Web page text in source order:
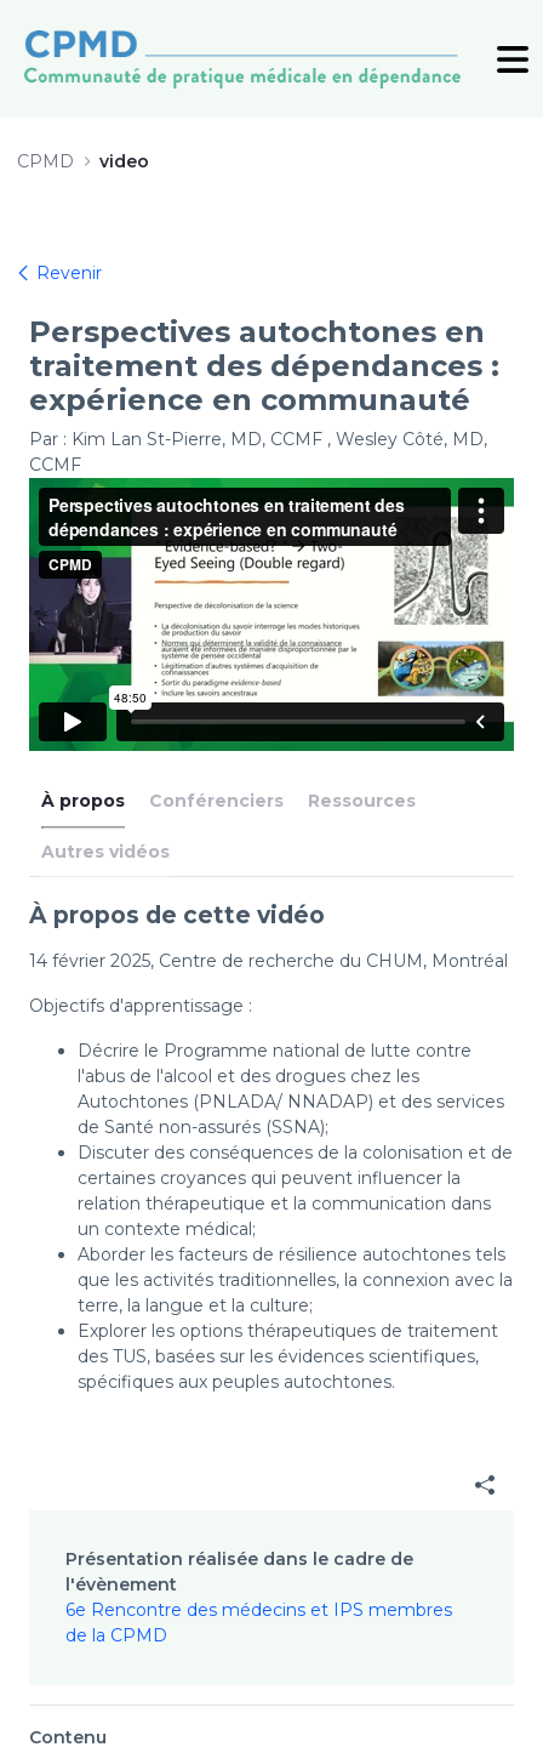
CPMD video
Revenir
Perspectives autochtones en
traitement des dépendances :
expérience en communauté
Par : Kim Lan St-Pierre, MD, CCMF , Wesley Côté, MD,
CCMF
À propos Conférenciers Ressources
Autres vidéos
À propos de cette vidéo
14 février 2025, Centre de recherche du CHUM, Montréal
Objectifs d'apprentissage :
Décrire le Programme national de lutte contre
l'abus de l'alcool et des drogues chez les
Autochtones (PNLADA/ NNADAP) et des services
de Santé non-assurés (SSNA);
Discuter des conséquences de la colonisation et de
certaines croyances qui peuvent influencer la
relation thérapeutique et la communication dans
un contexte médical;
Aborder les facteurs de résilience autochtones tels
que les activités traditionnelles, la connexion avec la
terre, la langue et la culture;
Explorer les options thérapeutiques de traitement
des TUS, basées sur les évidences scientifiques,
spécifiques aux peuples autochtones.
Présentation réalisée dans le cadre de
l'évènement
6e Rencontre des médecins et IPS membres
de la CPMD
Contenu